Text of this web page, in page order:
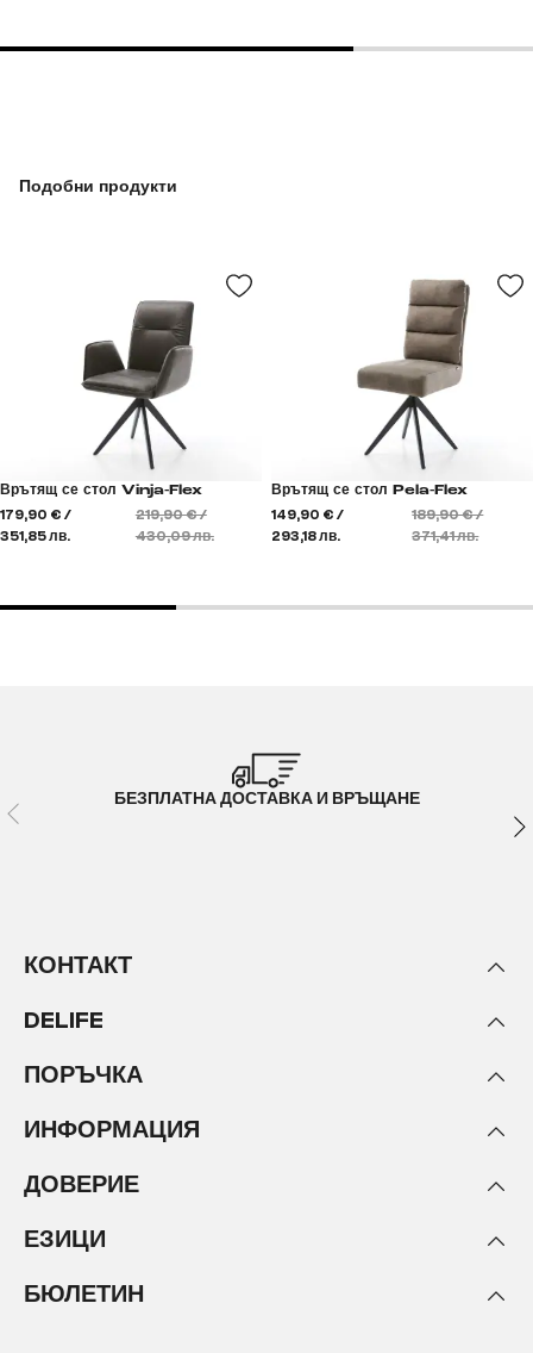
Подобни продукти
Врътящ се стол Vinja-Flex
179,90 € /
351,85 лв.
219,90 € /
430,09 лв.
Врътящ се стол Pela-Flex
149,90 € /
293,18 лв.
189,90 € /
371,41 лв.
БЕЗПЛАТНА ДОСТАВКА И ВРЪЩАНЕ
КОНТАКТ
DELIFE
ПОРЪЧКА
ИНФОРМАЦИЯ
ДОВЕРИЕ
ЕЗИЦИ
БЮЛЕТИН